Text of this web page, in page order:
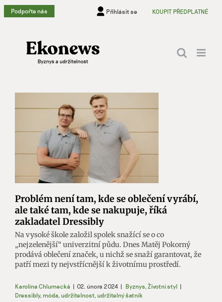
Přeskočit
na
Podpořte nás Přihlásit se KOUPIT PŘEDPLATNÉ
Problém není tam, kde se oblečení vyrábí,
ale také tam, kde se nakupuje, říká
zakladatel Dressibly
Na vysoké škole založil spolek snažící se o co
„nejzelenější“ univerzitní půdu. Dnes Matěj Pokorný
prodává oblečení značek, u nichž se snaží garantovat, že
patří mezi ty nejvstřícnější k životnímu prostředí.
Karolína Chlumecká | 02. února 2024 | Byznys, Životní styl |
Dressibly, móda, udržitelnost, udržitelný šatník